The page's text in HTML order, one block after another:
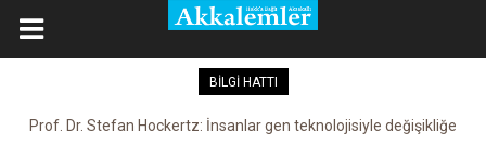
BİLGİ HATTI
Prof. Dr. Stefan Hockertz: İnsanlar gen teknolojisiyle değişikliğe
Kovid-19 aşısı, devşirme ve kobay!